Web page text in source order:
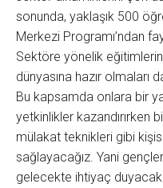
sonunda, yaklaşık 500
Merkezi Programı’ndan
Sektöre yönelik
dünyasına hazır
Bu kapsamda onlara bir
yetkinlikler kazandırırken
mülakat teknikleri gibi
sağlayacağız. Yani
gelecekte ihtiyaç